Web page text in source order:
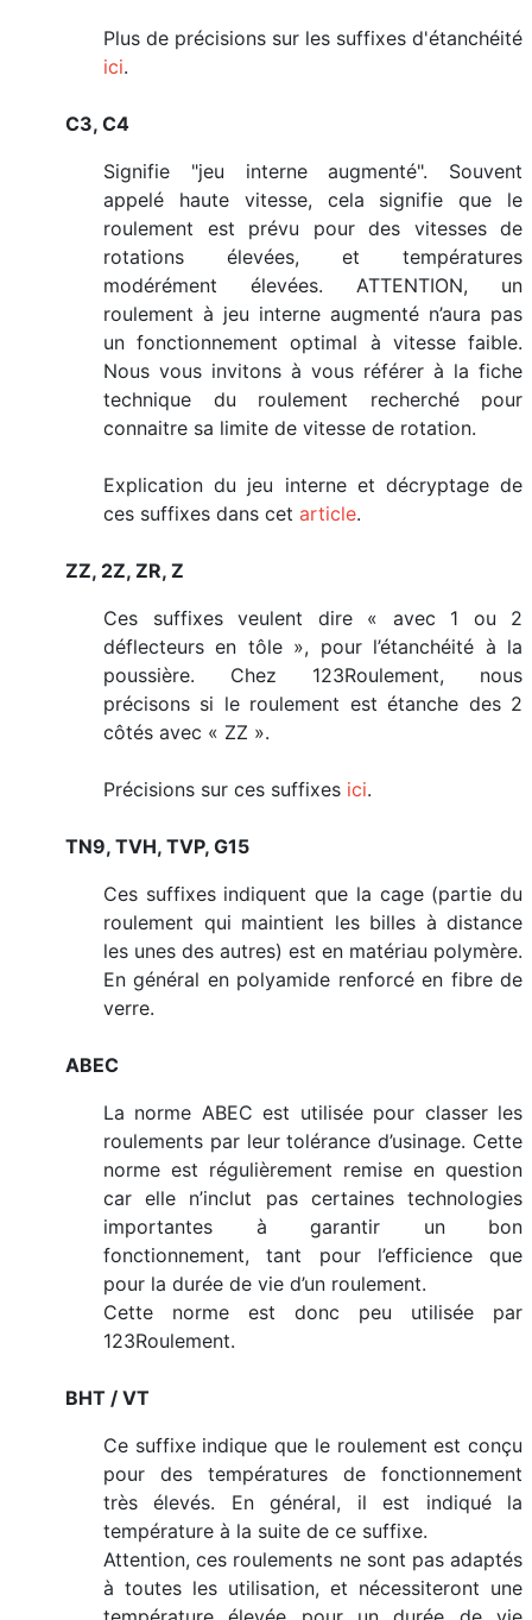
Plus de précisions sur les suffixes d'étanchéité
ici.
C3, C4
Signifie "jeu interne augmenté". Souvent
appelé haute vitesse, cela signifie que le
roulement est prévu pour des vitesses de
rotations élevées, et températures
modérément élevées. ATTENTION, un
roulement à jeu interne augmenté n’aura pas
un fonctionnement optimal à vitesse faible.
Nous vous invitons à vous référer à la fiche
technique du roulement recherché pour
connaitre sa limite de vitesse de rotation.
Explication du jeu interne et décryptage de
ces suffixes dans cet article.
ZZ, 2Z, ZR, Z
Ces suffixes veulent dire « avec 1 ou 2
déflecteurs en tôle », pour l’étanchéité à la
poussière. Chez 123Roulement, nous
précisons si le roulement est étanche des 2
côtés avec « ZZ ».
Précisions sur ces suffixes ici.
TN9, TVH, TVP, G15
Ces suffixes indiquent que la cage (partie du
roulement qui maintient les billes à distance
les unes des autres) est en matériau polymère.
En général en polyamide renforcé en fibre de
verre.
ABEC
La norme ABEC est utilisée pour classer les
roulements par leur tolérance d’usinage. Cette
norme est régulièrement remise en question
car elle n’inclut pas certaines technologies
importantes à garantir un bon
fonctionnement, tant pour l’efficience que
pour la durée de vie d’un roulement.
Cette norme est donc peu utilisée par
123Roulement.
BHT / VT
Ce suffixe indique que le roulement est conçu
pour des températures de fonctionnement
très élevés. En général, il est indiqué la
température à la suite de ce suffixe.
Attention, ces roulements ne sont pas adaptés
à toutes les utilisation, et nécessiteront une